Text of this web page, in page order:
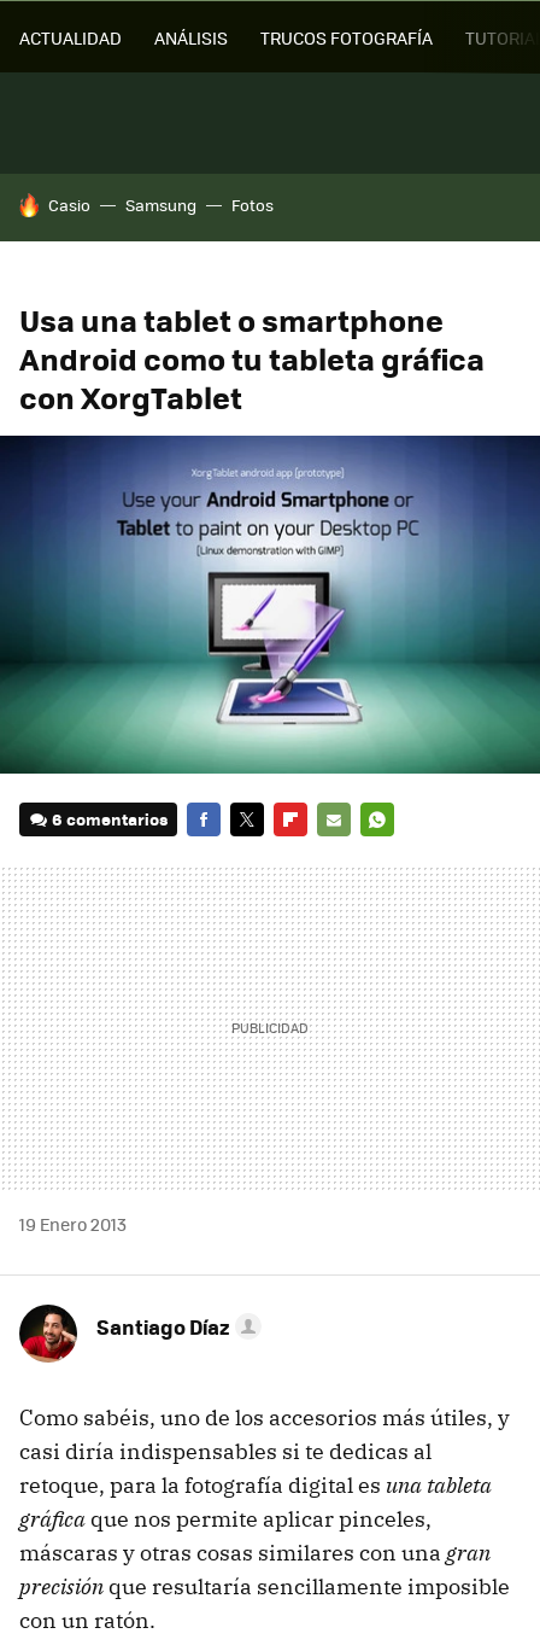
ACTUALIDAD ANÁLISIS TRUCOS FOTOGRAFÍA
HOY SE HABLA DE
Casio Samsung Fotos
Usa una tablet o smartphone
Android como tu tableta gráfica
con XorgTablet
6 comentarios
MAIL
19 Enero 2013
Santiago Díaz
Como sabéis, uno de los accesorios más útiles, y
casi diría indispensables si te dedicas al
retoque, para la fotografía digital es una tableta
gráfica que nos permite aplicar pinceles,
máscaras y otras cosas similares con una gran
precisión que resultaría sencillamente imposible
con un ratón.